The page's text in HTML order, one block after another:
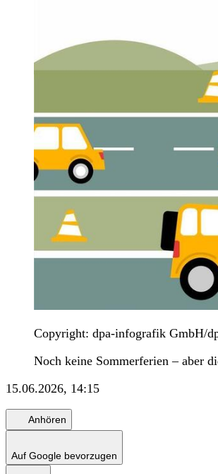
Copyright: dpa-infografik GmbH/
Noch keine Sommerferien – aber
15.06.2026, 14:15
Anhören
Auf Google bevorzugen